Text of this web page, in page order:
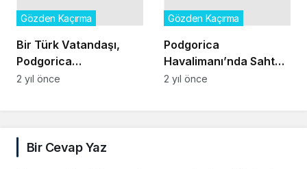
Bir Türk Vatandaşı,
Podgorica
Havalimanı’nda
Gözden Kaçırma
2 yıl önce
Podgorica
Havalimanı’nda Sahte
Pasaportlu Bir Türk
Gözden Kaçırma
2 yıl önce
Bir Cevap Yaz